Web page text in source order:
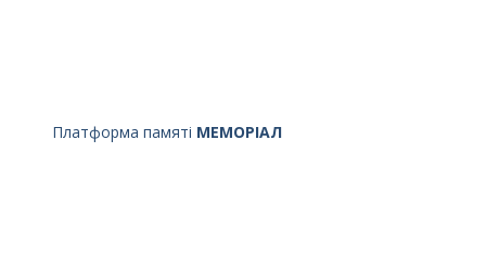
Платформа памяті МЕМОРІАЛ